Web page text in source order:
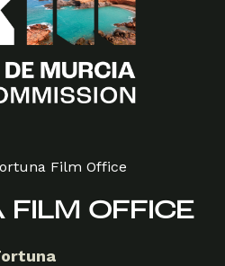
Film Office
FILM OFFICE